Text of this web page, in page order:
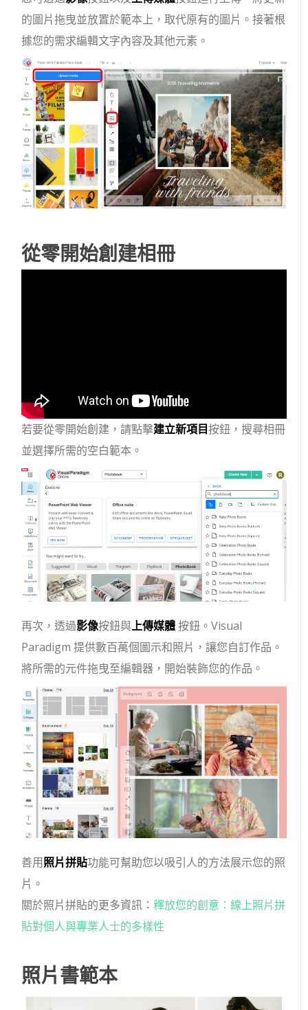
的圖片拖曳並放置於範本上，取代原有的圖片。接著根
據您的需求編輯文字內容及其他元素。
從零開始創建相冊
若要從零開始創建，請點擊建立新項目按鈕，搜尋相冊
並選擇所需的空白範本。
再次，透過影像按鈕與上傳媒體按鈕。Visual
Paradigm 提供數百萬個圖示和照片，讓您自訂作品。
將所需的元件拖曳至編輯器，開始裝飾您的作品。
善用照片拼貼功能可幫助您以吸引人的方法展示您的照
片。
關於照片拼貼的更多資訊：釋放您的創意：線上照片拼
貼對個人與專業人士的多樣性
照片書範本